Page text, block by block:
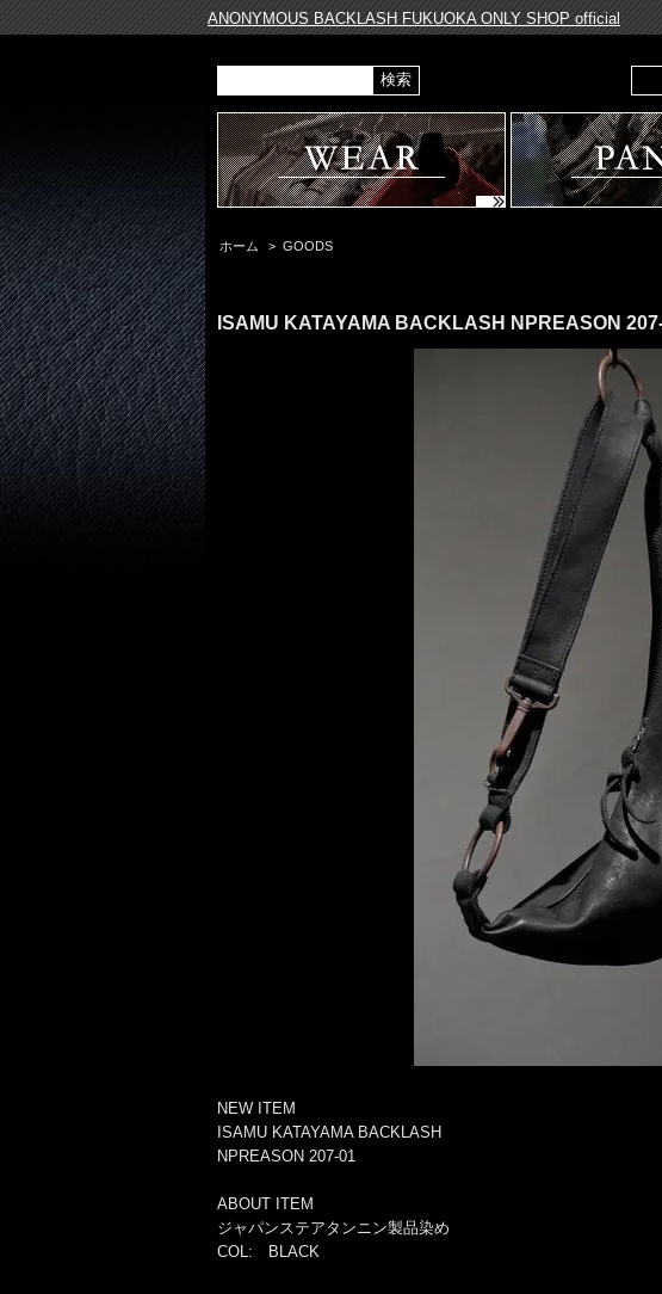
ANONYMOUS BACKLASH FUKUOKA ONLY SHOP official
ホーム > GOODS
ISAMU KATAYAMA BACKLASH NPREASON
NEW ITEM
ISAMU KATAYAMA BACKLASH
NPREASON 207-01
ABOUT ITEM
ジャパンステアタンニン製品染め
COL: BLACK